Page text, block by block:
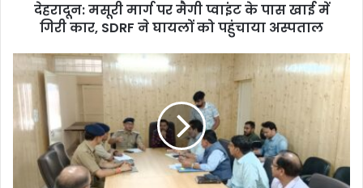
SDRF
घायलों
पहुंचाया
देहरादून: मसूरी मार्ग पर मैगी प्वाइंट के पास खाई में
गिरी कार, SDRF ने घायलों को पहुंचाया अस्पताल
मजबूरी
निष्क्रियता:
प्रशासन